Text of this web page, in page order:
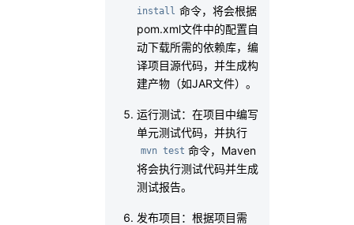
install 命令，将会根据
pom.xml文件中的配置自
动下载所需的依赖库，编
译项目源代码，并生成构
建产物（如JAR文件）。
运行测试：在项目中编写
单元测试代码，并执行
mvn test 命令，Maven
将会执行测试代码并生成
测试报告。
发布项目：根据项目需